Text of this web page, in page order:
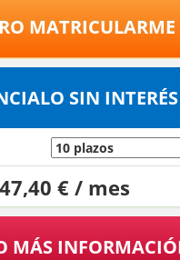
MATRICULARME
SIN INTERÉS
47,40 € / mes
MÁS